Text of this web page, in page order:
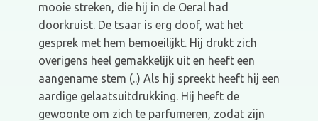
mooie streken, die hij in de Oeral had
doorkruist. De tsaar is erg doof, wat het
gesprek met hem bemoeilijkt. Hij drukt zich
overigens heel gemakkelijk uit en heeft een
aangename stem (..) Als hij spreekt heeft hij een
aardige gelaatsuitdrukking. Hij heeft de
gewoonte om zich te parfumeren, zodat zijn